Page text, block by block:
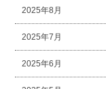
2025年8月
2025年7月
2025年6月